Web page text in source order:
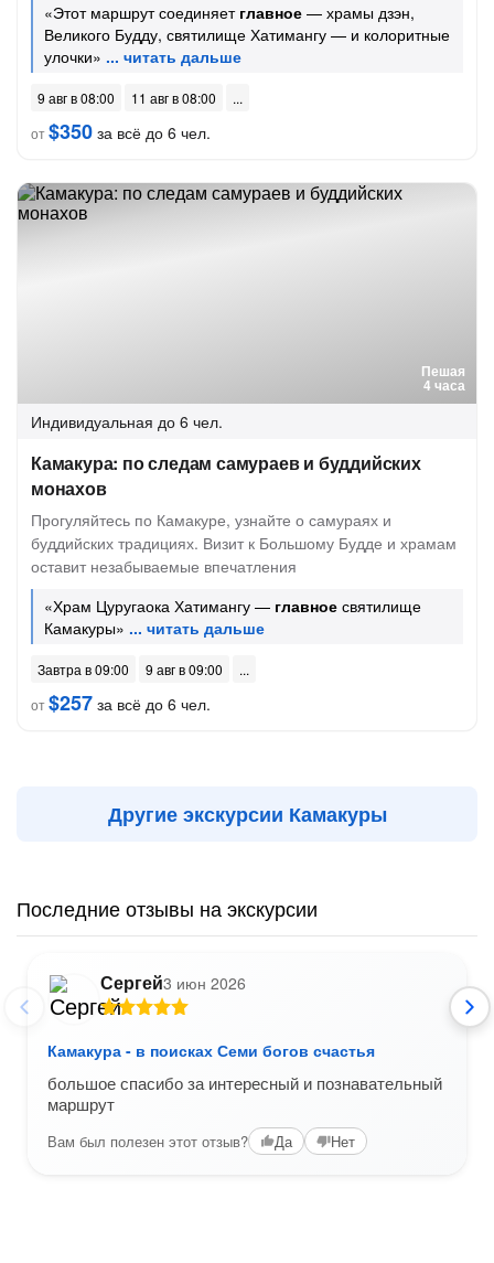
«Этот маршрут соединяет главное — храмы дзэн,
Великого Будду, святилище Хатимангу — и колоритные
улочки»
9 авг в 08:00
11 авг в 08:00
от$350 за всё до 6 чел.
Пешая
4 часа
Индивидуальная до 6 чел.
Камакура: по следам самураев и буддийских
монахов
Прогуляйтесь по Камакуре, узнайте о самураях и
буддийских традициях. Визит к Большому Будде и храмам
оставит незабываемые впечатления
«Храм Цуругаока Хатимангу — главное святилище
Камакуры»
Завтра в 09:00
9 авг в 09:00
от$257 за всё до 6 чел.
Другие экскурсии Камакуры
Последние отзывы на экскурсии
Сергей3 июн 2026
Камакура - в поисках Семи богов счастья
большое спасибо за интересный и познавательный
маршрут
Вам был полезен этот отзыв? Да Нет